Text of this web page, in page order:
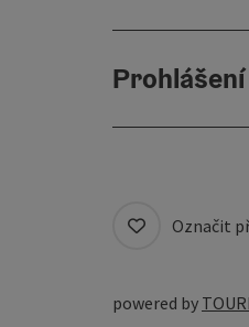
Prohlášení
Označit
powered by